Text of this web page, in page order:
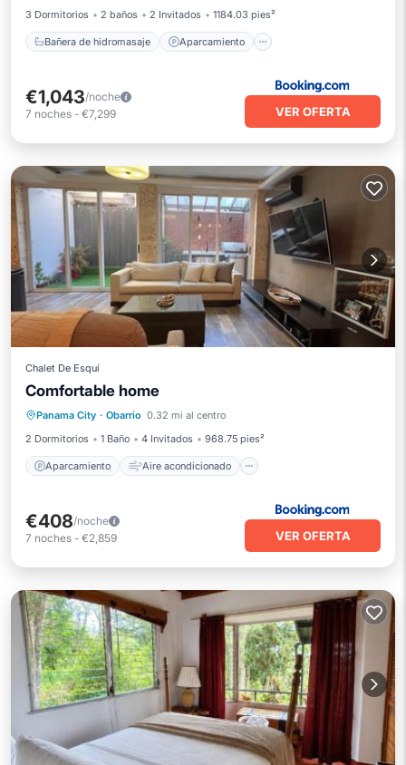
3 Dormitorios
2 baños 2 Invitados 1184.03 pies²
Bañera de hidromasaje Aparcamiento
€1,043/noche
7 noches - €7,299 VER OFERTA
Chalet De Esquí
Comfortable home
Panama City · Obarrio 0.32 mi al centro
2 Dormitorios
1 Baño 4 Invitados 968.75 pies²
Aparcamiento Aire acondicionado
Aparcamiento
Internet
Apto para niños
€408/noche
7 noches - €2,859 VER OFERTA